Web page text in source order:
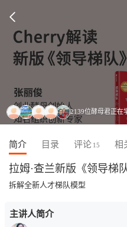
2139位酵母君正在
简介 目录 评论 15 相
拉姆·查兰新版《领导梯
拆解全新人才梯队模型
主讲人简介